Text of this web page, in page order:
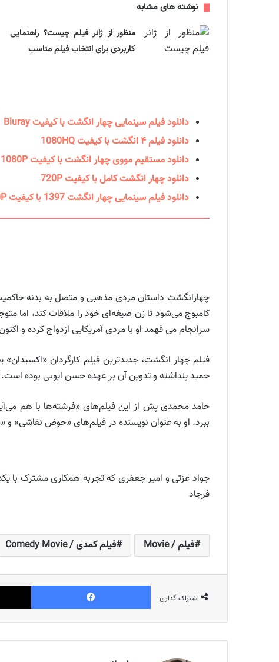
نوشته های مشابه
منظور از ژانر فیلم چیست؟ راهنمایی
کاربردی برای انتخاب فیلم مناسب
دانلود فیلم سینمایی چهار انگشت با کیفیت Bluray
دانلود فیلم ۴ انگشت با کیفیت 1080HQ
دانلود مستقیم مووی چهار انگشت با کیفیت 1080P
دانلود چهار انگشت کامل با کیفیت 720P
دانلود فیلم سینمایی چهار انگشت 1397 با کیفیت 480P
چهارانگشت داستان مردی مذهبی و متصل به بدنه
کامبوج می‌شود تا زن صیغه‌ای خود را ملاقات کند، اما
سرانجام می فهمد او با مردی آمریکایی ازدواج کرده و
فیلم چهار انگشت، جدیدترین فیلم کارگردان
حمید پنداشته و تدوین آن بر عهده حسن ایوبی بوده
ببرد. او به عنوان نویسنده در فیلم‌های «حوض
جواد عزتی و امیر جعفری که تجربه همکاری مشترک با
فرجاد
فیلم / Movie فیلم کمدی / Comedy Movie
اشتراک گذاری
فیس بوک